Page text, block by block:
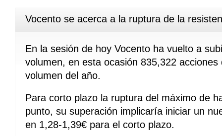
Vocento se acerca a la ruptura de la
En la sesión de hoy Vocento ha vuelto a
volumen, en esta ocasión 835,322 acciones
volumen del año.
Para corto plazo la ruptura del máximo de
punto, su superación implicaría iniciar un
en 1,28-1,39€ para el corto plazo.